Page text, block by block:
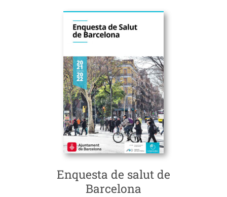
Enquesta de salut de
Barcelona